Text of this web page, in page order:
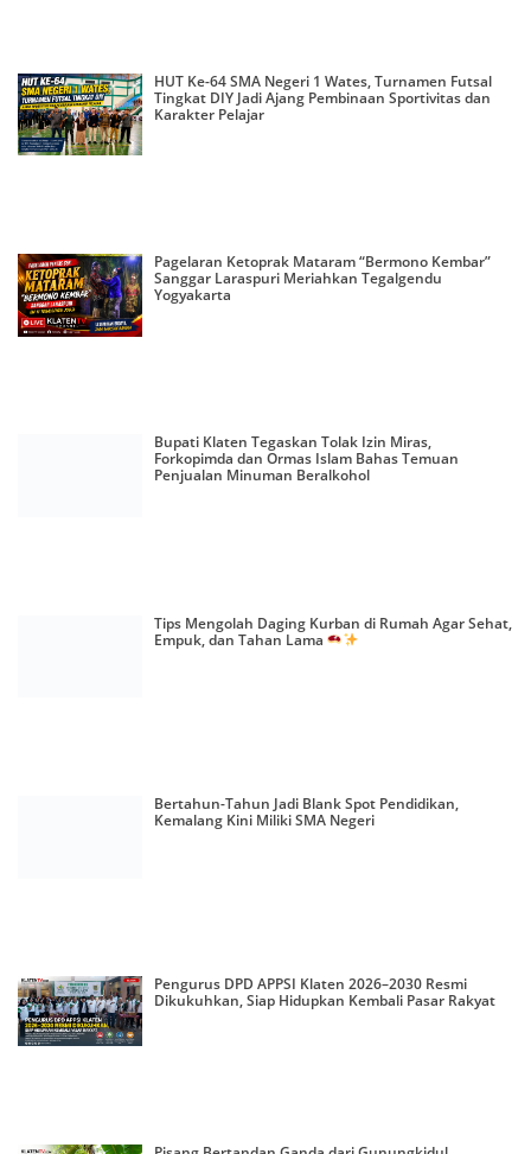
HUT Ke-64 SMA Negeri 1 Wates, Turnamen Futsal
Tingkat DIY Jadi Ajang Pembinaan Sportivitas dan
Karakter Pelajar
Pagelaran Ketoprak Mataram “Bermono Kembar”
Sanggar Laraspuri Meriahkan Tegalgendu
Yogyakarta
Bupati Klaten Tegaskan Tolak Izin Miras,
Forkopimda dan Ormas Islam Bahas Temuan
Penjualan Minuman Beralkohol
Tips Mengolah Daging Kurban di Rumah Agar Sehat,
Empuk, dan Tahan Lama
Bertahun-Tahun Jadi Blank Spot Pendidikan,
Kemalang Kini Miliki SMA Negeri
Pengurus DPD APPSI Klaten 2026–2030 Resmi
Dikukuhkan, Siap Hidupkan Kembali Pasar Rakyat